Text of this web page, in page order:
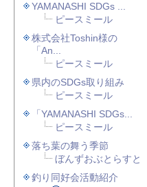
YAMANASHI SDGs ...
ピースミール
株式会社Toshin様の
「An...
ピースミール
県内のSDGs取り組み
ピースミール
「YAMANASHI SDGs...
ピースミール
落ち葉の舞う季節
ぼんずおぶとらすと
釣り同好会活動紹介